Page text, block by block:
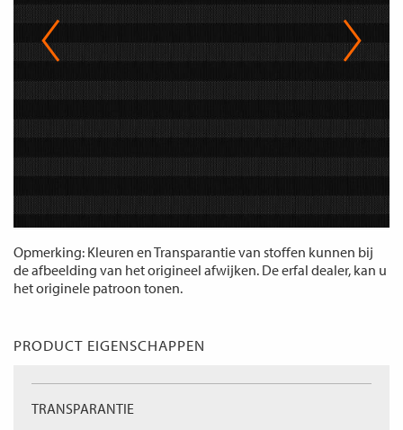
Opmerking: Kleuren en Transparantie van stoffen kunnen bij
de afbeelding van het origineel afwijken. De erfal dealer, kan u
het originele patroon tonen.
PRODUCT EIGENSCHAPPEN
TRANSPARANTIE